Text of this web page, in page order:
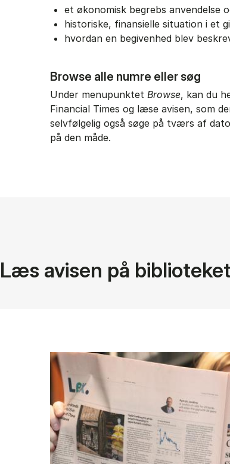
et økonomisk begrebs anvendelse
historiske, finansielle situation i et
hvordan en begivenhed blev
Browse alle numre eller søg
Under menupunktet Browse, kan du
Financial Times og læse avisen, som
selvfølgelig også søge på tværs af
på den måde.
Læs avisen på biblioteket